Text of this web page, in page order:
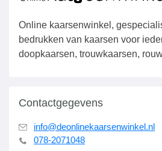
Online kaarsenwinkel,
bedrukken van kaarsen voor
doopkaarsen, trouwkaarsen,
Contactgegevens
info@deonlinekaarsenwinkel.nl
078-2071048